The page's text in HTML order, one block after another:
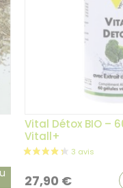
Vital Détox BIO –
Vitall+
27,90 €